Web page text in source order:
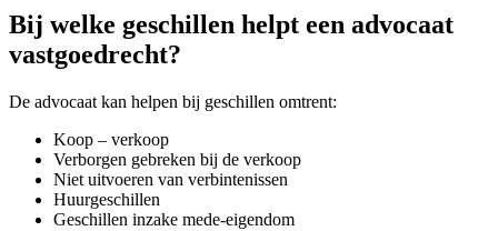
Bij welke geschillen helpt een advocaat
vastgoedrecht?
De advocaat kan helpen bij geschillen omtrent:
Koop – verkoop
Verborgen gebreken bij de verkoop
Niet uitvoeren van verbintenissen
Huurgeschillen
Geschillen inzake mede-eigendom